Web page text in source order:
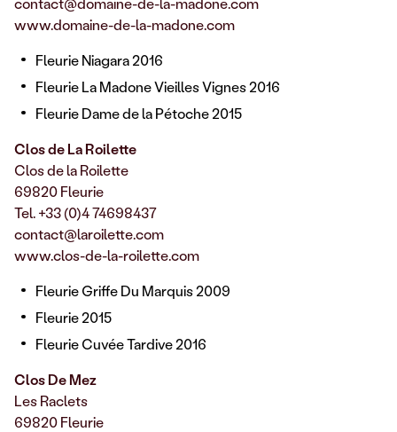
www.domaine-de-la-madone.com
Fleurie Niagara 2016
Fleurie La Madone Vieilles Vignes 2016
Fleurie Dame de la Pétoche 2015
Clos de La Roilette
Clos de la Roilette
69820 Fleurie
Tel. +33 (0)4 74698437
contact@laroilette.com
www.clos-de-la-roilette.com
Fleurie Griffe Du Marquis 2009
Fleurie 2015
Fleurie Cuvée Tardive 2016
Clos De Mez
Les Raclets
69820 Fleurie